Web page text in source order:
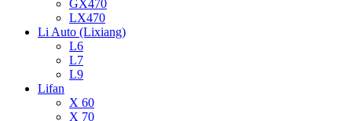
GX470
LX470
Li Auto (Lixiang)
L6
L7
L9
Lifan
X 60
X 70